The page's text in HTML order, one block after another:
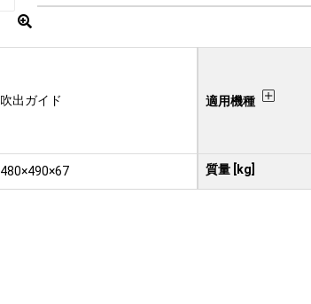
吹出ガイド 適用機種
480×490×67 質量 [kg]